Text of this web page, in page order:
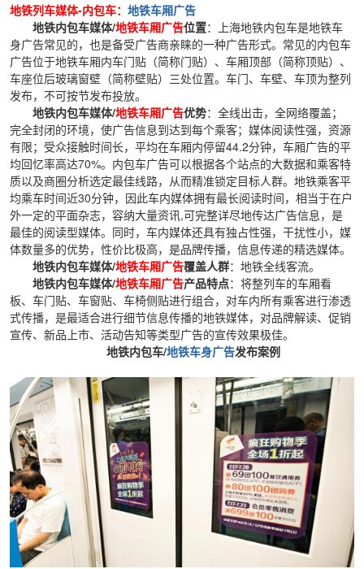
地铁列车媒体-内包车：地铁车厢广告
地铁内包车媒体/地铁车厢广告位置：上海地铁内包车是地铁车
身广告常见的，也是备受广告商亲睐的一种广告形式。常见的内包车
广告位于地铁车厢内车门贴（简称门贴）、车厢顶部（简称顶贴）、
车座位后玻璃窗壁（简称壁贴）三处位置。车门、车壁、车顶为整列
发布，不可按节发布投放。
地铁内包车媒体/地铁车厢广告优势：全线出击，全网络覆盖；
完全封闭的环境，使广告信息到达到每个乘客；媒体阅读性强，资源
有限；受众接触时间长，平均在车厢内停留44.2分钟，车厢广告的平
均回忆率高达70%。内包车广告可以根据各个站点的大数据和乘客特
质以及商圈分析选定最佳线路，从而精准锁定目标人群。地铁乘客平
均乘车时间近30分钟，因此车内媒体拥有最长阅读时间，相当于在户
外一定的平面杂志，容纳大量资讯,可完整详尽地传达广告信息，是
最佳的阅读型媒体。同时，车内媒体还具有独占性强，干扰性小，媒
体数量多的优势，性价比极高，是品牌传播，信息传递的精选媒体。
地铁内包车媒体/地铁车厢广告覆盖人群：地铁全线客流。
地铁内包车媒体/地铁车厢广告产品特点：将整列车的车厢看
板、车门贴、车窗贴、车椅侧贴进行组合，对车内所有乘客进行渗透
式传播，是最适合进行细节信息传播的地铁媒体，对品牌解读、促销
宣传、新品上市、活动告知等类型广告的宣传效果极佳。
地铁内包车/地铁车身广告发布案例